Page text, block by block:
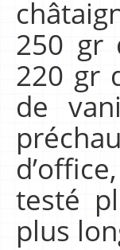
250 gr
220 gr
de
testé
plus